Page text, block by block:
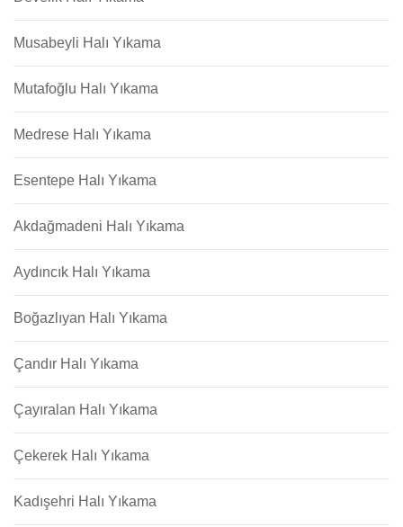
Musabeyli Halı Yıkama
Mutafoğlu Halı Yıkama
Medrese Halı Yıkama
Esentepe Halı Yıkama
Akdağmadeni Halı Yıkama
Aydıncık Halı Yıkama
Boğazlıyan Halı Yıkama
Çandır Halı Yıkama
Çayıralan Halı Yıkama
Çekerek Halı Yıkama
Kadışehri Halı Yıkama